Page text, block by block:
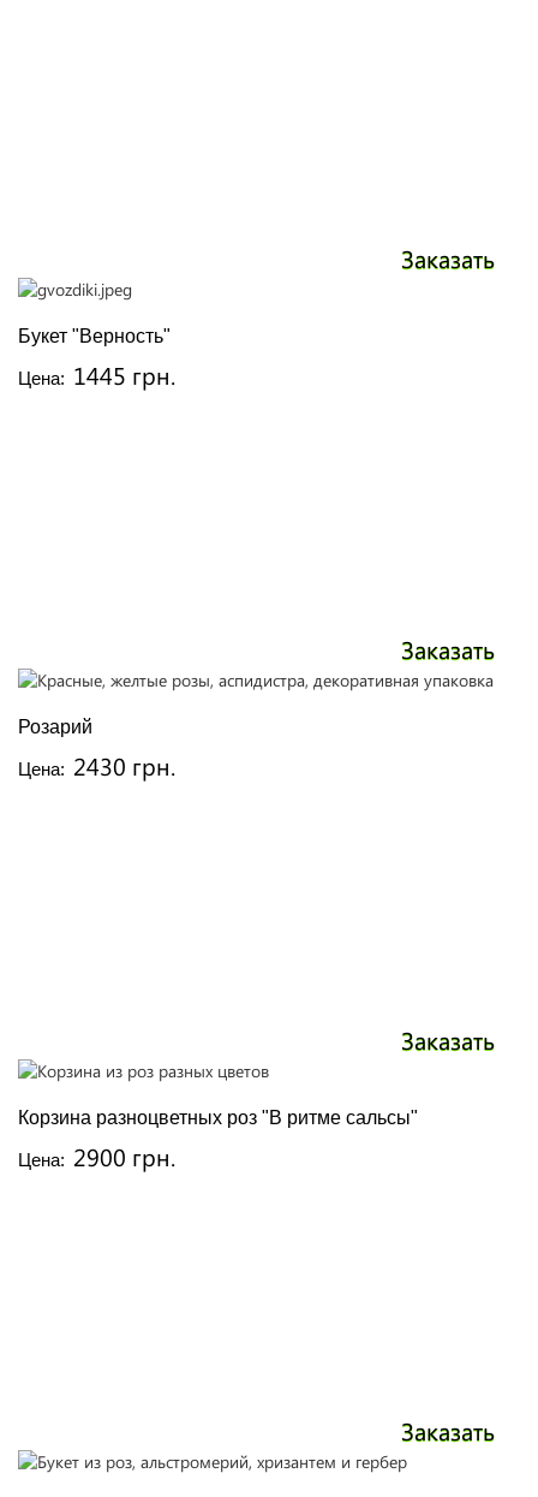
Заказать
Букет "Верность"
Цена: 1445 грн.
Заказать
Розарий
Цена: 2430 грн.
Заказать
Корзина разноцветных роз "В ритме сальсы"
Цена: 2900 грн.
Заказать